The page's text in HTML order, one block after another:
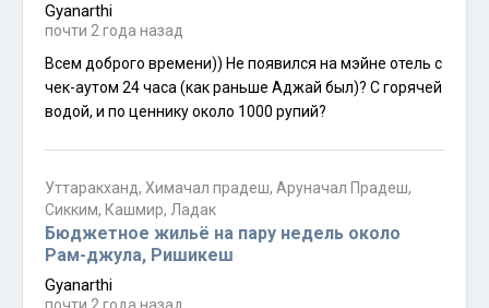
Gyanarthi
почти 2 года назад
Всем доброго времени)) Не появился на мэйне отель с
чек-аутом 24 часа (как раньше Аджай был)? С горячей
водой, и по ценнику около 1000 рупий?
Уттаракханд, Химачал прадеш, Аруначал Прадеш,
Сикким, Кашмир, Ладак
Бюджетное жильё на пару недель около
Рам-джула, Ришикеш
Gyanarthi